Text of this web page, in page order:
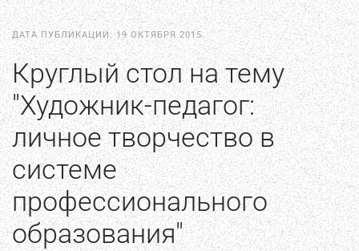
ДАТА ПУБЛИКАЦИИ:19 ОКТЯБРЯ 2015.
Круглый стол на тему
"Художник-педагог:
личное творчество в
системе
профессионального
образования"